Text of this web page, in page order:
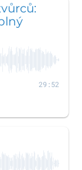
29:52